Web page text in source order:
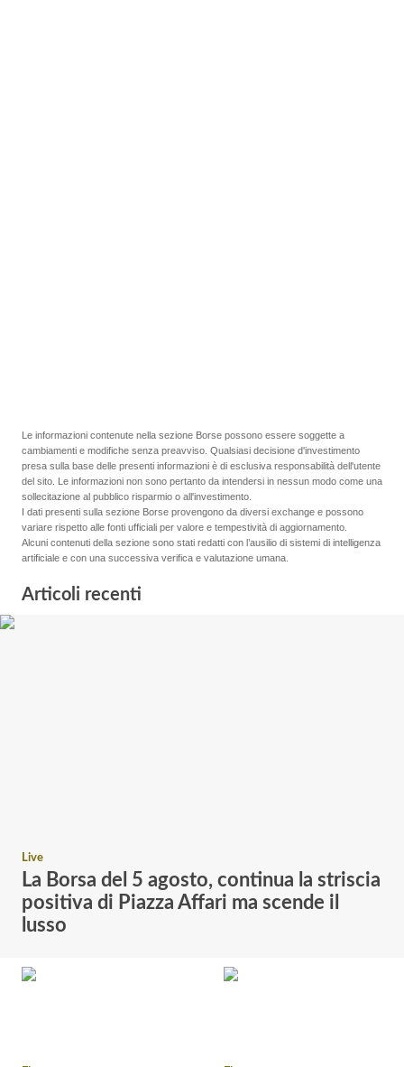
Le informazioni contenute nella sezione Borse possono essere soggette a
cambiamenti e modifiche senza preavviso. Qualsiasi decisione d'investimento
presa sulla base delle presenti informazioni è di esclusiva responsabilità dell'utente
del sito. Le informazioni non sono pertanto da intendersi in nessun modo come una
sollecitazione al pubblico risparmio o all'investimento.
I dati presenti sulla sezione Borse provengono da diversi exchange e possono
variare rispetto alle fonti ufficiali per valore e tempestività di aggiornamento.
Alcuni contenuti della sezione sono stati redatti con l’ausilio di sistemi di intelligenza
artificiale e con una successiva verifica e valutazione umana.
Articoli recenti
Live
La Borsa del 5 agosto, continua la striscia
positiva di Piazza Affari ma scende il
lusso
v